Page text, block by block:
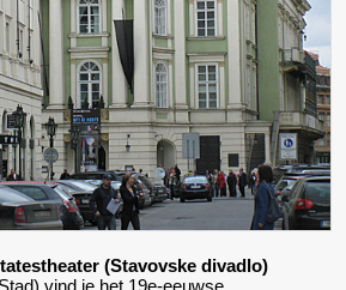
(Stavovske divadlo)